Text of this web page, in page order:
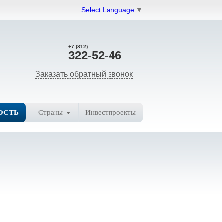
Select Language ▼
+7 (812)
322-52-46
Заказать обратный звонок
Страны Инвестпроекты